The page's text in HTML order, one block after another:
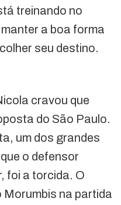
treinando no
a boa forma
seu destino.
cravou que
do São Paulo.
um dos grandes
o defensor
foi a torcida. O
na partida